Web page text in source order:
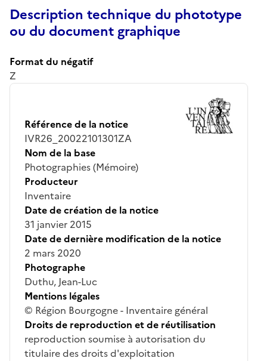
Description technique du phototype
ou du document graphique
Format du négatif
Z
Référence de la notice
IVR26_20022101301ZA
Nom de la base
Photographies (Mémoire)
Producteur
Inventaire
Date de création de la notice
31 janvier 2015
Date de dernière modification de la notice
2 mars 2020
Photographe
Duthu, Jean-Luc
Mentions légales
© Région Bourgogne - Inventaire général
Droits de reproduction et de réutilisation
reproduction soumise à autorisation du
titulaire des droits d'exploitation